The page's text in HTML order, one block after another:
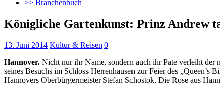
>> Branchenbuch
Königliche Gartenkunst: Prinz Andrew
13. Juni 2014 Kultur & Reisen 0
Hannover. Nicht nur ihr Name, sondern auch ihr Pate verleiht der
seines Besuchs im Schloss Herrenhausen zur Feier des
Hannovers Oberbürgermeister Stefan Schostok. Die Rose aus